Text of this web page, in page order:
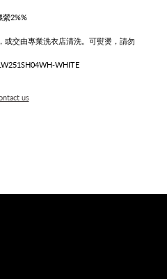
2%%
或交由專業洗衣店清洗。可熨燙，請勿
WHITE
us